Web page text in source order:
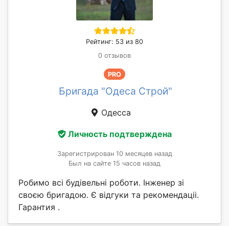
Рейтинг: 53 из 80
0 отзывов
PRO
Бригада "Одеса Строй"
Одесса
Личность подтверждена
Зарегистрирован 10 месяцев назад
Был на сайте 15 часов назад
Робимо всі будівельні роботи. Інженер зі
своєю бригадою. Є відгуки та рекомендаціі.
Гарантия .